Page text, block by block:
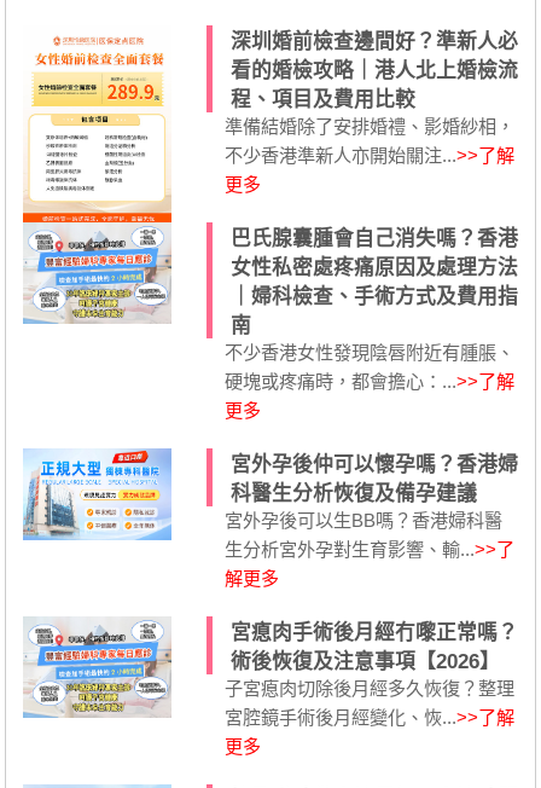
深圳婚前檢查邊間好？準新人必
看的婚檢攻略｜港人北上婚檢流
程、項目及費用比較
準備結婚除了安排婚禮、影婚紗相，
不少香港準新人亦開始關注...>>了解
更多
巴氏腺囊腫會自己消失嗎？香港
女性私密處疼痛原因及處理方法
｜婦科檢查、手術方式及費用指
南
不少香港女性發現陰唇附近有腫脹、
硬塊或疼痛時，都會擔心：...>>了解
更多
宮外孕後仲可以懷孕嗎？香港婦
科醫生分析恢復及備孕建議
宮外孕後可以生BB嗎？香港婦科醫
生分析宮外孕對生育影響、輸...>>了
解更多
宮瘜肉手術後月經冇嚟正常嗎？
術後恢復及注意事項【2026】
子宮瘜肉切除後月經多久恢復？整理
宮腔鏡手術後月經變化、恢...>>了解
更多